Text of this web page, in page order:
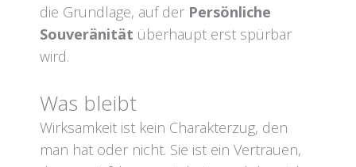
die Grundlage, auf der Persönliche
Souveränität überhaupt erst spürbar
wird.
Was bleibt
Wirksamkeit ist kein Charakterzug, den
man hat oder nicht. Sie ist ein Vertrauen,